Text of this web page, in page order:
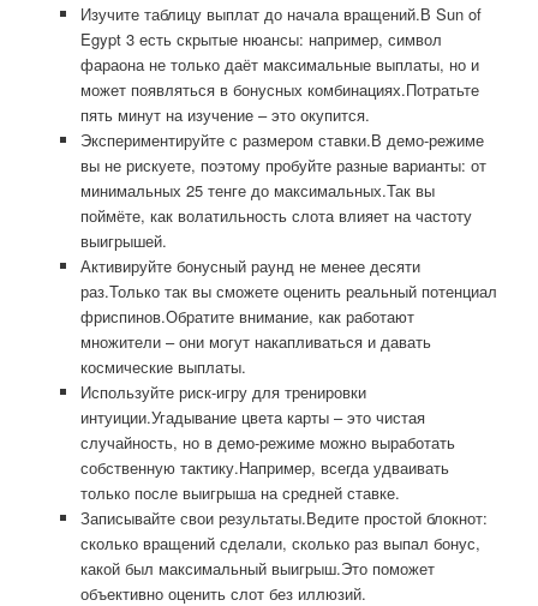
Изучите таблицу выплат до начала вращений.В Sun of
Egypt 3 есть скрытые нюансы: например, символ
фараона не только даёт максимальные выплаты, но и
может появляться в бонусных комбинациях.Потратьте
пять минут на изучение – это окупится.
Экспериментируйте с размером ставки.В демо-режиме
вы не рискуете, поэтому пробуйте разные варианты: от
минимальных 25 тенге до максимальных.Так вы
поймёте, как волатильность слота влияет на частоту
выигрышей.
Активируйте бонусный раунд не менее десяти
раз.Только так вы сможете оценить реальный потенциал
фриспинов.Обратите внимание, как работают
множители – они могут накапливаться и давать
космические выплаты.
Используйте риск-игру для тренировки
интуиции.Угадывание цвета карты – это чистая
случайность, но в демо-режиме можно выработать
собственную тактику.Например, всегда удваивать
только после выигрыша на средней ставке.
Записывайте свои результаты.Ведите простой блокнот:
сколько вращений сделали, сколько раз выпал бонус,
какой был максимальный выигрыш.Это поможет
объективно оценить слот без иллюзий.